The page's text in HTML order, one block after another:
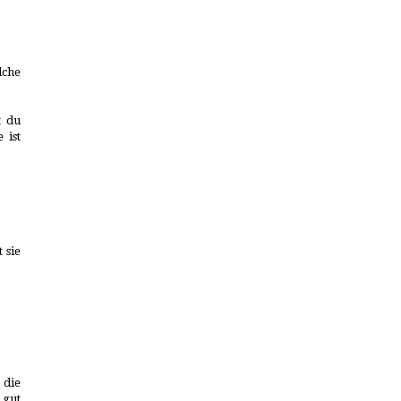
du
ist
sie
die